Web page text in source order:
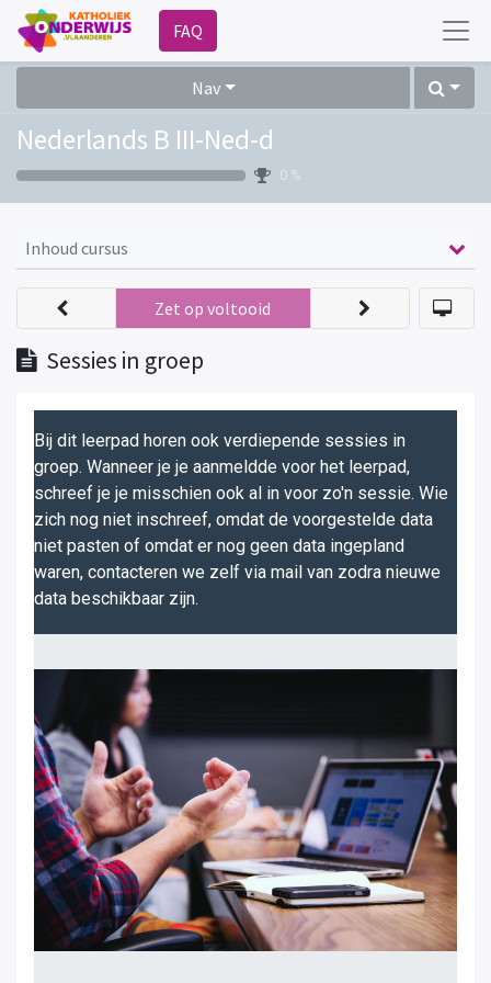
FAQ
Nav
Nederlands B III-Ned-d
0 %
Inhoud cursus
Sessies in groep
Zet op voltooid
Bij dit leerpad horen ook verdiepende sessies in
groep. Wanneer je je aanmeldde voor het leerpad,
schreef je je misschien ook al in voor zo'n sessie. Wie
zich nog niet inschreef, omdat de voorgestelde data
niet pasten of omdat er nog geen data ingepland
waren, contacteren we zelf via mail van zodra nieuwe
data beschikbaar zijn.